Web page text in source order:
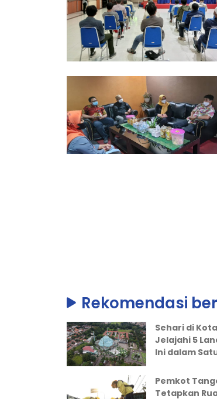
Rekomendasi
Sehari di
Jelajahi 5
Ini dalam
Pemkot
Tetapkan